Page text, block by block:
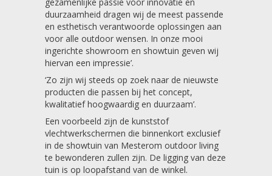
duurzaamheid dragen wij de meest passende
en esthetisch verantwoorde oplossingen aan
voor alle outdoor wensen. In onze mooi
ingerichte showroom en showtuin geven wij
hiervan een impressie’.
‘Zo zijn wij steeds op zoek naar de nieuwste
producten die passen bij het concept,
kwalitatief hoogwaardig en duurzaam’.
Een voorbeeld zijn de kunststof
vlechtwerkschermen die binnenkort exclusief
in de showtuin van Mesterom outdoor living
te bewonderen zullen zijn. De ligging van deze
tuin is op loopafstand van de winkel.